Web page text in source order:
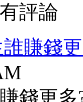
評論
賺錢
錢更